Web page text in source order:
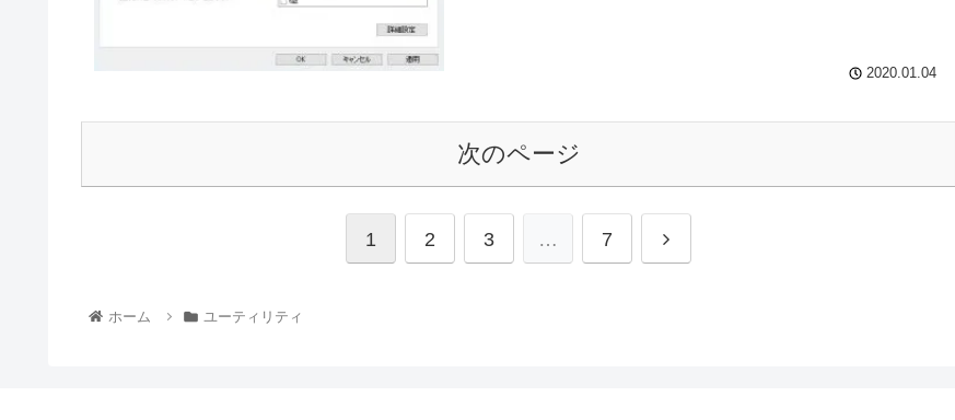
2020.01.04
次のページ
1 2 3 … 7
ホーム ユーティリティ